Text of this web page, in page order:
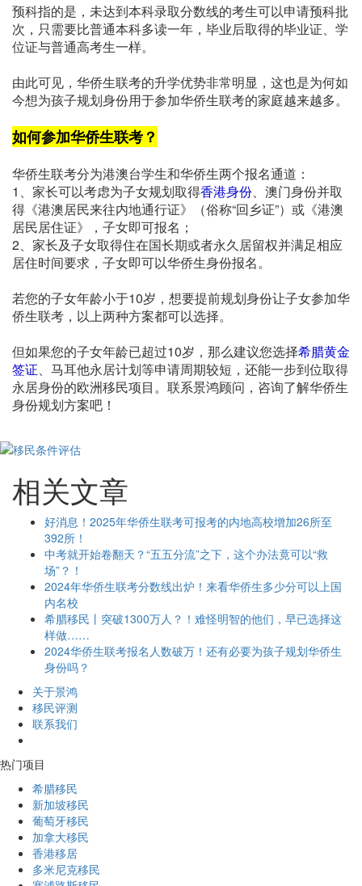
预科指的是，未达到本科录取分数线的考生可以申请预科批
次，只需要比普通本科多读一年，毕业后取得的毕业证、学
位证与普通高考生一样。
由此可见，华侨生联考的升学优势非常明显，这也是为何如
今想为孩子规划身份用于参加华侨生联考的家庭越来越多。
如何参加华侨生联考？
华侨生联考分为港澳台学生和华侨生两个报名通道：
1、家长可以考虑为子女规划取得香港身份、澳门身份并取
得《港澳居民来往内地通行证》（俗称“回乡证”）或《港澳
居民居住证》，子女即可报名；
2、家长及子女取得住在国长期或者永久居留权并满足相应
居住时间要求，子女即可以华侨生身份报名。
若您的子女年龄小于10岁，想要提前规划身份让子女参加华
侨生联考，以上两种方案都可以选择。
但如果您的子女年龄已超过10岁，那么建议您选择希腊黄金
签证、马耳他永居计划等申请周期较短，还能一步到位取得
永居身份的欧洲移民项目。联系景鸿顾问，咨询了解华侨生
身份规划方案吧！
相关文章
好消息！2025年华侨生联考可报考的内地高校增加26所至
392所！
中考就开始卷翻天？“五五分流”之下，这个办法竟可以“救
场”？！
2024年华侨生联考分数线出炉！来看华侨生多少分可以上国
内名校
希腊移民丨突破1300万人？！难怪明智的他们，早已选择这
样做……
2024华侨生联考报名人数破万！还有必要为孩子规划华侨生
身份吗？
关于景鸿
移民评测
联系我们
热门项目
希腊移民
新加坡移民
葡萄牙移民
加拿大移民
香港移居
多米尼克移民